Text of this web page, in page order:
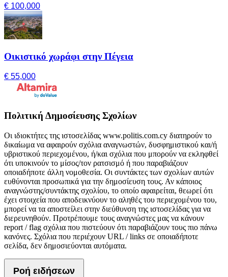
€ 100,000
Οικιστικό χωράφι στην Πέγεια
€ 55,000
Πολιτική Δημοσίευσης Σχολίων
Οι ιδιοκτήτες της ιστοσελίδας www.politis.com.cy διατηρούν το
δικαίωμα να αφαιρούν σχόλια αναγνωστών, δυσφημιστικού και/ή
υβριστικού περιεχομένου, ή/και σχόλια που μπορούν να εκληφθεί
ότι υποκινούν το μίσος/τον ρατσισμό ή που παραβιάζουν
οποιαδήποτε άλλη νομοθεσία. Οι συντάκτες των σχολίων αυτών
ευθύνονται προσωπικά για την δημοσίευση τους. Αν κάποιος
αναγνώστης/συντάκτης σχολίου, το οποίο αφαιρείται, θεωρεί ότι
έχει στοιχεία που αποδεικνύουν το αληθές του περιεχομένου του,
μπορεί να τα αποστείλει στην διεύθυνση της ιστοσελίδας για να
διερευνηθούν. Προτρέπουμε τους αναγνώστες μας να κάνουν
report / flag σχόλια που πιστεύουν ότι παραβιάζουν τους πιο πάνω
κανόνες. Σχόλια που περιέχουν URL / links σε οποιαδήποτε
σελίδα, δεν δημοσιεύονται αυτόματα.
Ροή ειδήσεων